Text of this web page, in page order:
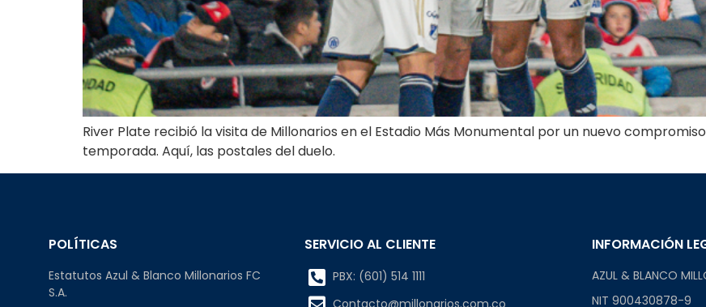
River Plate recibió la visita de Millonarios en el Estadio Más Monumental por un nuevo
temporada. Aquí, las postales del duelo.
POLÍTICAS
Estatutos Azul & Blanco Millonarios FC
S.A.
SERVICIO AL CLIENTE
PBX: (601) 514 1111
INFORMACIÓN
AZUL & BLANCO
NIT 900430878-9